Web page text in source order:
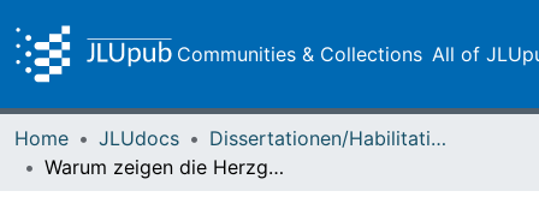
Communities & Collections All of
Home JLUdocs
Dissertationen/Habilitationen
Warum zeigen die Herzglykoside Ouabain und Digoxin unterschiedliche Kreislaufwirkung? : Charakterisierung eines mutmaßlichen Herzglykosid-Bindungsproteins im Serum und Analyse der Wirkung beider Steroide auf die Endothelin-1 und NO-Freisetzung aus arteriellen Endothelzellen